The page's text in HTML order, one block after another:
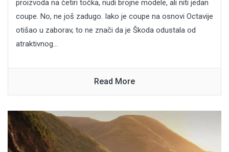
proizvoda na četiri točka, nudi brojne modele, ali niti jedan
coupe. No, ne još zadugo. Iako je coupe na osnovi Octavije
otišao u zaborav, to ne znači da je Škoda odustala od
atraktivnog...
Read More